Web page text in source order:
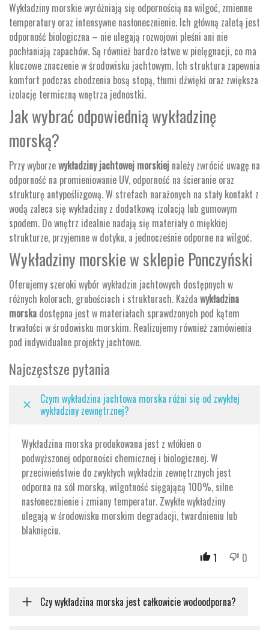
Wykładziny morskie wyróżniają się odpornością na wilgoć, zmienne
temperatury oraz intensywne nasłonecznienie. Ich główną zaletą jest
odporność biologiczna – nie ulegają rozwojowi pleśni ani nie
pochłaniają zapachów. Są również bardzo łatwe w pielęgnacji, co ma
kluczowe znaczenie w środowisku jachtowym. Ich struktura zapewnia
komfort podczas chodzenia bosą stopą, tłumi dźwięki oraz zwiększa
izolację termiczną wnętrza jednostki.
Jak wybrać odpowiednią wykładzinę
morską?
Przy wyborzewykładziny jachtowej morskiej należy zwrócić uwagę na
odporność na promieniowanie UV, odporność na ścieranie oraz
strukturę antypoślizgową. W strefach narażonych na stały kontakt z
wodą zaleca się wykładziny z dodatkową izolacją lub gumowym
spodem. Do wnętrz idealnie nadają się materiały o miękkiej
strukturze, przyjemne w dotyku, a jednocześnie odporne na wilgoć.
Wykładziny morskie w sklepie Ponczyński
Oferujemy szeroki wybór wykładzin jachtowych dostępnych w
różnych kolorach, grubościach i strukturach. Każda wykładzina
morska dostępna jest w materiałach sprawdzonych pod kątem
trwałości w środowisku morskim. Realizujemy również zamówienia
pod indywidualne projekty jachtowe.
Najczęstsze pytania
Czym wykładzina jachtowa morska różni się od zwykłej
wykładziny zewnętrznej?
Wykładzina morska produkowana jest z włókien o
podwyższonej odporności chemicznej i biologicznej. W
przeciwieństwie do zwykłych wykładzin zewnętrznych jest
odporna na sól morską, wilgotność sięgającą 100%, silne
nasłonecznienie i zmiany temperatur. Zwykłe wykładziny
ulegają w środowisku morskim degradacji, twardnieniu lub
blaknięciu.
1
0
Czy wykładzina morska jest całkowicie wodoodporna?